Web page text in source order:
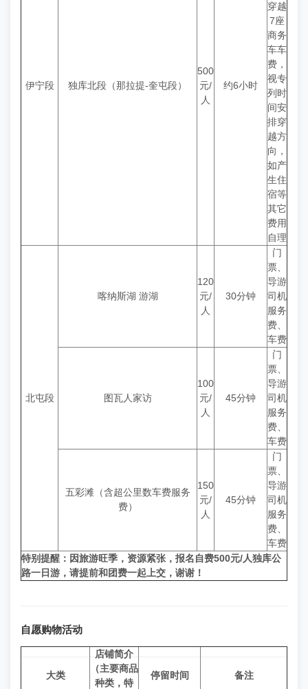
伊宁段 独库北段（那拉提-奎屯段）
500
元/
人
约6小时
穿越
7座
商务
车车
费，
视专
列时
间安
排穿
越方
向，
如产
生住
宿等
其它
费用
自理
北屯段
喀纳斯湖 游湖
120
元/
人
30分钟
门
票、
导游
司机
服务
费、
车费
图瓦人家访
100
元/
人
45分钟
门
票、
导游
司机
服务
费、
车费
五彩滩（含超公里数车费服务
费）
150
元/
人
45分钟
门
票、
导游
司机
服务
费、
车费
特别提醒：因旅游旺季，资源紧张，报名自费500元/人独库公
路一日游，请提前和团费一起上交，谢谢！
自愿购物活动
大类
店铺简介
（主要商品
种类，特
停留时间 备注